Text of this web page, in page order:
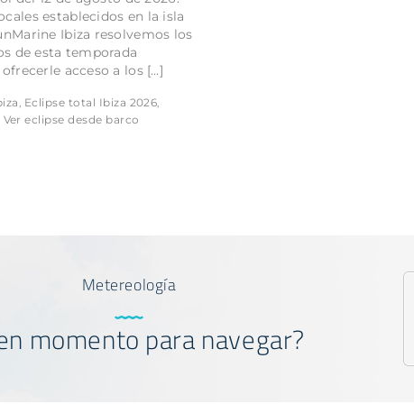
establecidos en la isla
Ibiza resolvemos los
de esta temporada
acceso a los […]
, Eclipse total Ibiza 2026,
Ver eclipse desde barco
Metereología
momento para navegar?